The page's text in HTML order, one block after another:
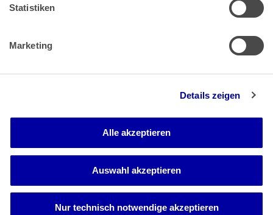
Statistiken
Marketing
Details zeigen
Alle akzeptieren
Auswahl akzeptieren
Nur technisch notwendige akzeptieren
Muster Widerrufsformular (PDF)
Barrierefreiheit